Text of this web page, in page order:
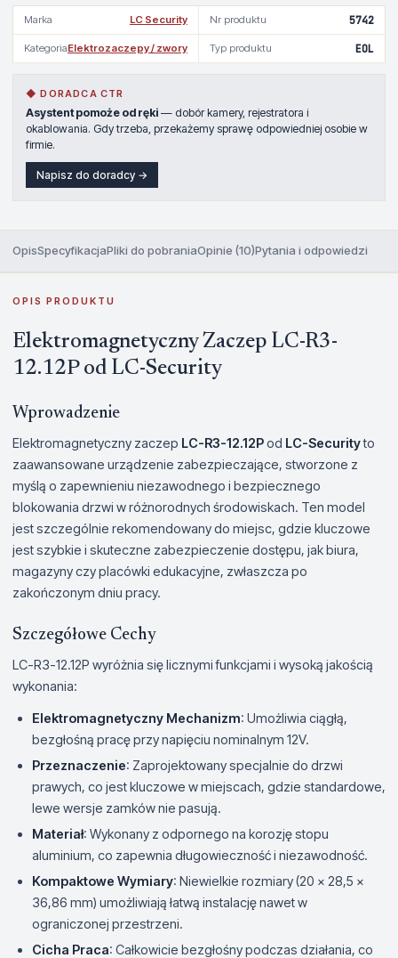
Marka LC Security Nr produktu 5742
KategoriaElektrozaczepy / zwory Typ produktu EOL
◆ DORADCA CTR
Asystent pomoże od ręki — dobór kamery, rejestratora i
okablowania. Gdy trzeba, przekażemy sprawę odpowiedniej osobie w
firmie.
Napisz do doradcy →
OpisSpecyfikacjaPliki do pobraniaOpinie (10)Pytania i odpowiedzi
OPIS PRODUKTU
Elektromagnetyczny Zaczep LC-R3-
12.12P od LC-Security
Wprowadzenie
Elektromagnetyczny zaczep LC-R3-12.12Pod LC-Securityto
zaawansowane urządzenie zabezpieczające, stworzone z
myślą o zapewnieniu niezawodnego i bezpiecznego
blokowania drzwi w różnorodnych środowiskach. Ten model
jest szczególnie rekomendowany do miejsc, gdzie kluczowe
jest szybkie i skuteczne zabezpieczenie dostępu, jak biura,
magazyny czy placówki edukacyjne, zwłaszcza po
zakończonym dniu pracy.
Szczegółowe Cechy
LC-R3-12.12P wyróżnia się licznymi funkcjami i wysoką jakością
wykonania:
Elektromagnetyczny Mechanizm: Umożliwia ciągłą,
bezgłośną pracę przy napięciu nominalnym 12V.
Przeznaczenie: Zaprojektowany specjalnie do drzwi
prawych, co jest kluczowe w miejscach, gdzie standardowe,
lewe wersje zamków nie pasują.
Materiał: Wykonany z odpornego na korozję stopu
aluminium, co zapewnia długowieczność i niezawodność.
Kompaktowe Wymiary: Niewielkie rozmiary (20 x 28,5 x
36,86 mm) umożliwiają łatwą instalację nawet w
ograniczonej przestrzeni.
Cicha Praca: Całkowicie bezgłośny podczas działania, co